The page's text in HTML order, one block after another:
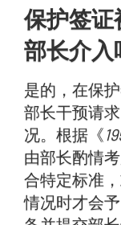
保护签证
部长介入
是的，在保
部长干预请
况。根据《
由部长酌情
合特定标准
情况时才会